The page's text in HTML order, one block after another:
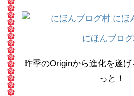
にほんブロ
昨季のOriginから進化を遂
っと！